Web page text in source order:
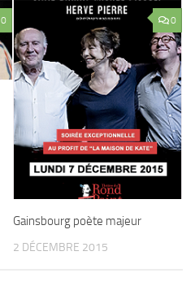
0 0
Gainsbourg poète majeur
2 DÉCEMBRE 2015